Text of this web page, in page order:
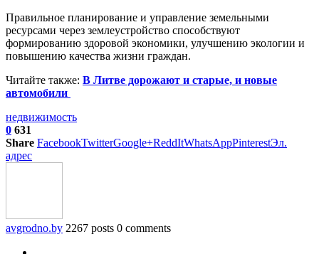
Правильное планирование и управление земельными
ресурсами через землеустройство способствуют
формированию здоровой экономики, улучшению экологии и
повышению качества жизни граждан.
Читайте также: В Литве дорожают и старые, и новые
автомобили
недвижимость
0 631
Share FacebookTwitterGoogle+ReddItWhatsAppPinterestЭл.
адрес
avgrodno.by 2267 posts 0 comments